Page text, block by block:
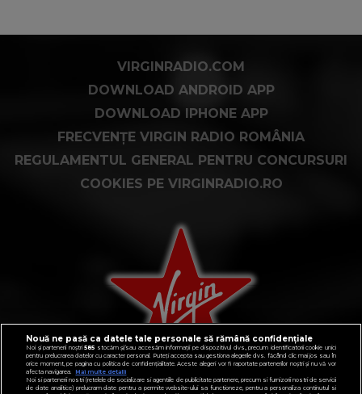
VIRGINRADIO.COM
DOWNLOAD ANDROID APP
DOWNLOAD IPHONE APP
FRECVENȚE VIRGIN RADIO ROMÂNIA
REGULAMENTUL GENERAL PENTRU CONCURSURI
COOKIES PE VIRGINRADIO.RO
Nouă ne pasă ca datele tale personale să rămână confidențiale
Noi și partenerii noștri585 stocăm și/sau accesăm informații pe dispozitivul dvs., precum identificatorii cookie unici
pentru prelucrarea datelor cu caracter personal. Puteți accepta sau gestiona alegerile dvs. făcând clic mai jos sau în
orice moment, pe pagina cu politica de confidențialitate. Aceste alegeri vor fi raportate partenerilor noștri și nu vă vor
afecta navigarea.
Mai multe detalii
Noi si partenerii nostri (retelele de socializare si agentiile de publicitate partenere, precum si furnizorii nostri de servicii
de date analitice) prelucram date pentru a permite website-ului sa functioneze, pentru a personaliza continutul si